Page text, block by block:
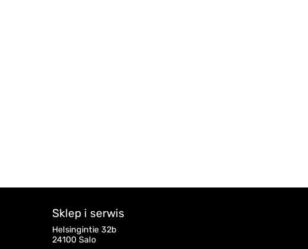
Sklep i serwis
Helsingintie 32b
24100 Salo